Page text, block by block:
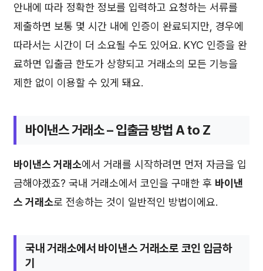
안내에 따라 정확한 정보를 입력하고 요청하는 서류를
제출하면 보통 몇 시간 내에 인증이 완료되지만, 경우에
따라서는 시간이 더 소요될 수도 있어요. KYC 인증을 완
료하면 입출금 한도가 상향되고 거래소의 모든 기능을
제한 없이 이용할 수 있게 돼요.
바이낸스 거래소– 입출금 방법 A to Z
바이낸스 거래소에서 거래를 시작하려면 먼저 자금을 입
금해야겠죠? 국내 거래소에서 코인을 구매한 후 바이낸
스 거래소로 전송하는 것이 일반적인 방법이에요.
국내 거래소에서 바이낸스 거래소로 코인 입금하
기